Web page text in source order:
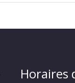
Horaires